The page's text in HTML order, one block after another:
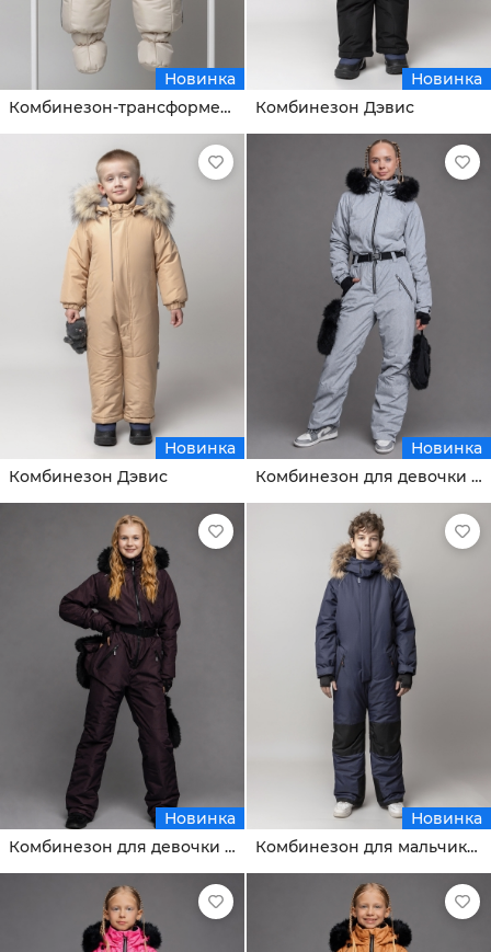
Новинка
Комбинезон-трансформер Бенни
Новинка
Комбинезон Дэвис
Новинка
Комбинезон Дэвис
Новинка
Комбинезон для девочки Мелоди
Новинка
Комбинезон для девочки Мелоди
Новинка
Комбинезон для мальчика Тин